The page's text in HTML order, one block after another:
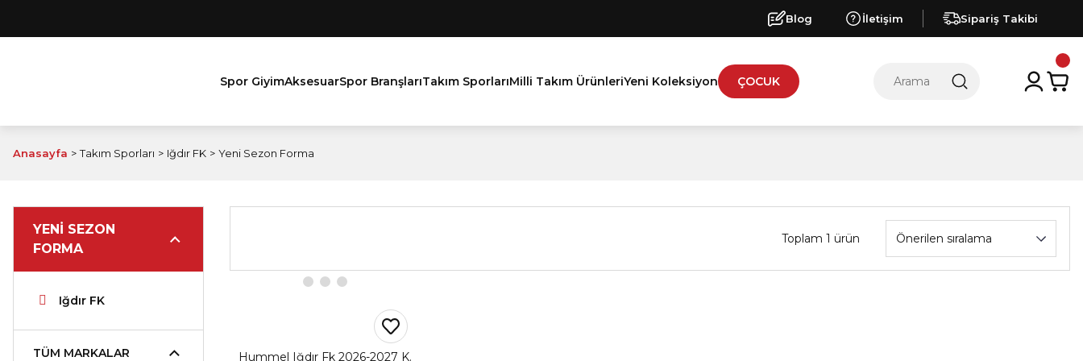
Blog İletişim Sipariş Takibi
Spor GiyimAksesuarSpor BranşlarıTakım SporlarıMilli Takım ÜrünleriYeni Koleksiyon ÇOCUK
Anasayfa Takım Sporları Iğdır FK Yeni Sezon Forma
YENI SEZON
FORMA
Iğdır FK
TÜM MARKALAR
Toplam 1 ürün
Hummel Iğdır Fk 2026-2027 K.